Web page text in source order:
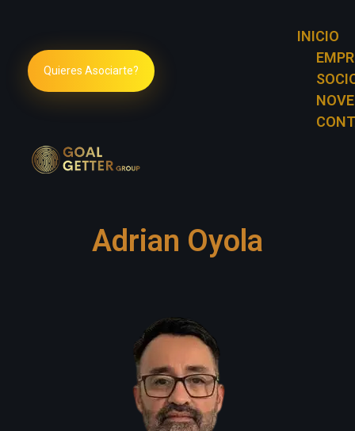
INICIO
Quieres Asociarte?
Adrian Oyola